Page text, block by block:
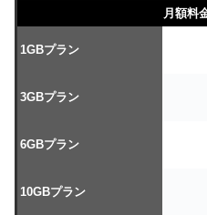
月額料
1GBプラン
3GBプラン
6GBプラン
10GBプラン